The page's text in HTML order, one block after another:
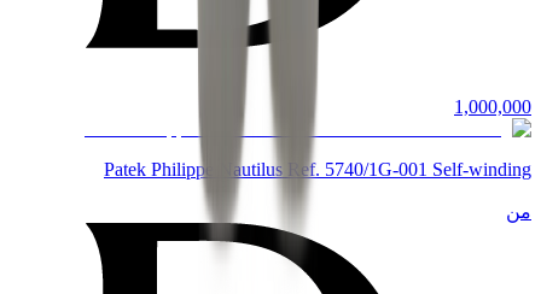
1,000,000
Patek Philippe Nautilus Ref. 5740/1G-001 Self-winding
من